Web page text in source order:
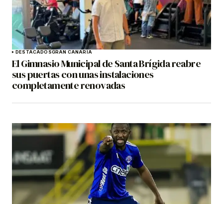
DESTACADOSGRAN CANARIA
El Gimnasio Municipal de Santa Brígida reabre
sus puertas con unas instalaciones
completamente renovadas